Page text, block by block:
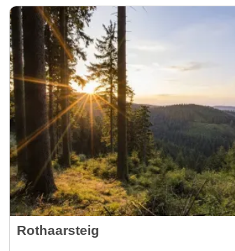
Rothaarsteig